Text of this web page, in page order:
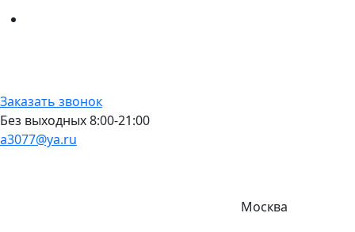
Заказать звонок
Без выходных 8:00-21:00
a3077@ya.ru
Москва